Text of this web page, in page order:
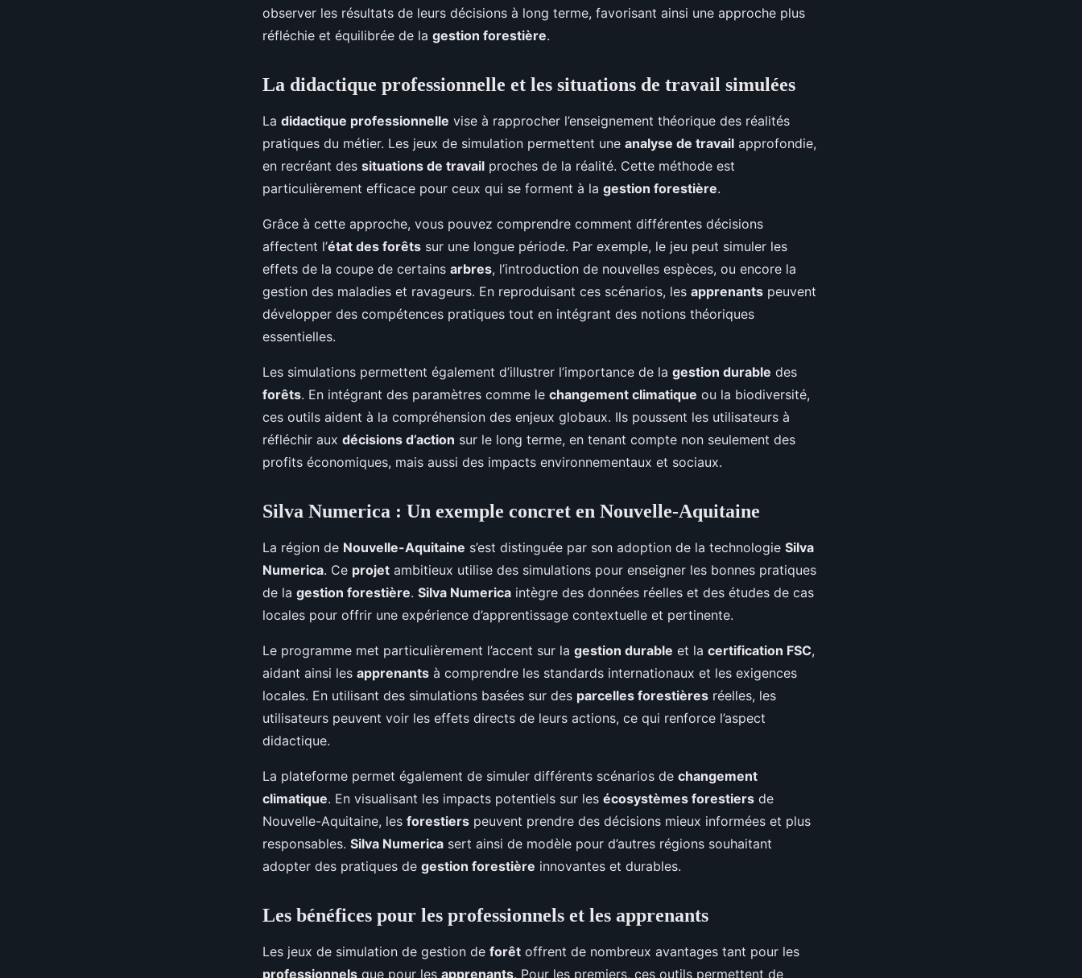
observer les résultats de leurs décisions à long terme, favorisant ainsi une approche plus
réfléchie et équilibrée de la gestion forestière.
La didactique professionnelle et les situations de travail simulées
La didactique professionnelle vise à rapprocher l’enseignement théorique des réalités
pratiques du métier. Les jeux de simulation permettent une analyse de travail approfondie,
en recréant des situations de travail proches de la réalité. Cette méthode est
particulièrement efficace pour ceux qui se forment à la gestion forestière.
Grâce à cette approche, vous pouvez comprendre comment différentes décisions
affectent l’état des forêts sur une longue période. Par exemple, le jeu peut simuler les
effets de la coupe de certains arbres, l’introduction de nouvelles espèces, ou encore la
gestion des maladies et ravageurs. En reproduisant ces scénarios, les apprenants peuvent
développer des compétences pratiques tout en intégrant des notions théoriques
essentielles.
Les simulations permettent également d’illustrer l’importance de la gestion durable des
forêts. En intégrant des paramètres comme le changement climatique ou la biodiversité,
ces outils aident à la compréhension des enjeux globaux. Ils poussent les utilisateurs à
réfléchir aux décisions d’action sur le long terme, en tenant compte non seulement des
profits économiques, mais aussi des impacts environnementaux et sociaux.
Silva Numerica : Un exemple concret en Nouvelle-Aquitaine
La région de Nouvelle-Aquitaine s’est distinguée par son adoption de la technologie Silva
Numerica. Ce projet ambitieux utilise des simulations pour enseigner les bonnes pratiques
de la gestion forestière. Silva Numerica intègre des données réelles et des études de cas
locales pour offrir une expérience d’apprentissage contextuelle et pertinente.
Le programme met particulièrement l’accent sur la gestion durable et la certification FSC,
aidant ainsi les apprenants à comprendre les standards internationaux et les exigences
locales. En utilisant des simulations basées sur des parcelles forestières réelles, les
utilisateurs peuvent voir les effets directs de leurs actions, ce qui renforce l’aspect
didactique.
La plateforme permet également de simuler différents scénarios de changement
climatique. En visualisant les impacts potentiels sur les écosystèmes forestiers de
Nouvelle-Aquitaine, les forestiers peuvent prendre des décisions mieux informées et plus
responsables. Silva Numerica sert ainsi de modèle pour d’autres régions souhaitant
adopter des pratiques de gestion forestière innovantes et durables.
Les bénéfices pour les professionnels et les apprenants
Les jeux de simulation de gestion de forêt offrent de nombreux avantages tant pour les
professionnels que pour les apprenants. Pour les premiers, ces outils permettent de